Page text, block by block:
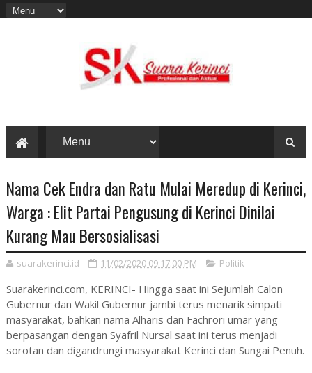
Nama Cek Endra dan Ratu Mulai Meredup di Kerinci,
Warga : Elit Partai Pengusung di Kerinci Dinilai
Kurang Mau Bersosialisasi
suarakerinci.id 11/02/2020 09:17:00 PM Politik
Suarakerinci.com, KERINCI- Hingga saat ini Sejumlah Calon
Gubernur dan Wakil Gubernur jambi terus menarik simpati
masyarakat, bahkan nama Alharis dan Fachrori umar yang
berpasangan dengan Syafril Nursal saat ini terus menjadi
sorotan dan digandrungi masyarakat Kerinci dan Sungai Penuh.